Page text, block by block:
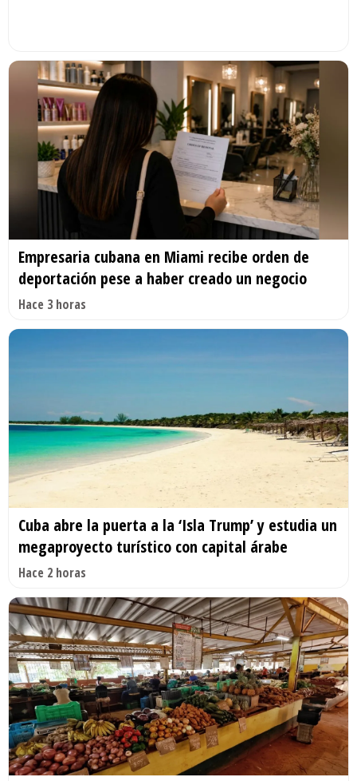
Empresaria cubana en Miami recibe orden de
deportación pese a haber creado un negocio
Hace 3 horas
Cuba abre la puerta a la ‘Isla Trump’ y estudia un
megaproyecto turístico con capital árabe
Hace 2 horas